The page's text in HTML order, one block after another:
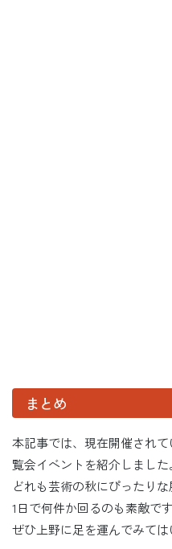
まとめ
本記事では、現在開催され
覧会イベントを紹介しました。
どれも芸術の秋にぴったりな
1日で何件か回るのも素敵で
ぜひ上野に足を運んでみては